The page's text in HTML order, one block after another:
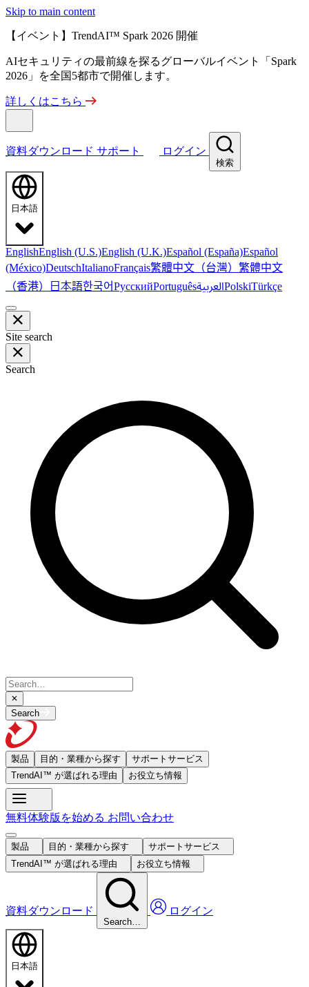
Skip to main content
【イベント】TrendAI™ Spark 2026 開催
AIセキュリティの最前線を探るグローバルイベント「Spark
2026」を全国5都市で開催します。
詳しくはこちら
資料ダウンロード サポート ログイン
検索
日本語
EnglishEnglish (U.S.)English (U.K.)Español (España)Español
(México)DeutschItalianoFrançais繁體中文（台灣） 繁體中文
（香港） 日本語한국어РусскийPortuguêsالعربيةPolskiTürkçe
Site search
Search
Search
製品 目的・業種から探す
サポートサービス
TrendAI™ が選ばれる理由
お役立ち情報
無料体験版を始める お問い合わせ
製品 目的・業種から探す
サポートサービス
TrendAI™ が選ばれる理由
お役立ち情報
資料ダウンロード
Search…
ログイン
日本語